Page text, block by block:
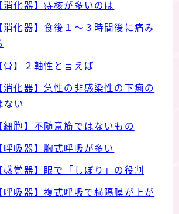
化器】痔核が多いのは
化器】食後１～３時間後に痛み
】２軸性と言えば
化器】急性の非感染性の下痢の
ない
胞】不随意筋ではないもの
吸器】胸式呼吸が多い
覚器】眼で「しぼり」の役割
吸器】複式呼吸で横隔膜が上が